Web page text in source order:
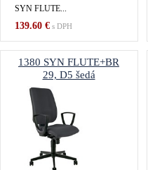
SYN FLUTE...
139.60 €s DPH
1380 SYN FLUTE+BR
29, D5 šedá